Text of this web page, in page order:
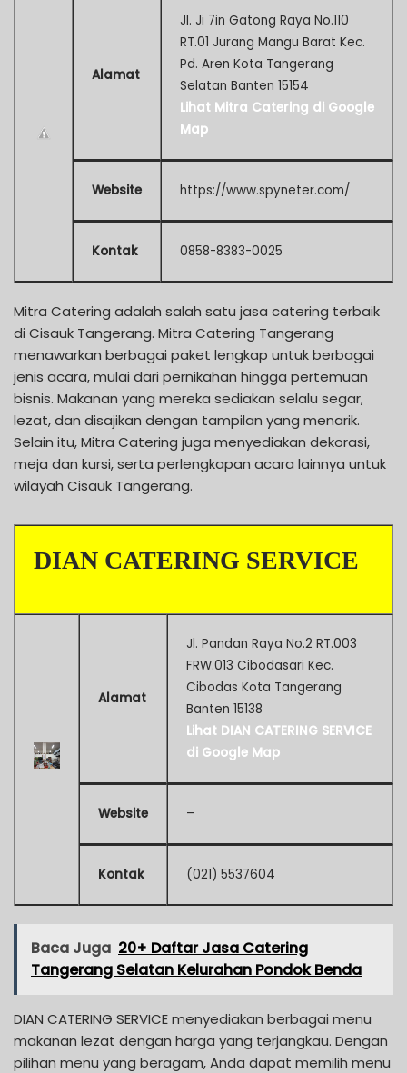
Alamat
Jl. Ji 7in Gatong Raya No.110
RT.01 Jurang Mangu Barat Kec.
Pd. Aren Kota Tangerang
Selatan Banten 15154
Lihat Mitra Catering di Google
Map
Website https://www.spyneter.com/
Kontak 0858-8383-0025
Mitra Catering adalah salah satu jasa catering terbaik
di Cisauk Tangerang. Mitra Catering Tangerang
menawarkan berbagai paket lengkap untuk berbagai
jenis acara, mulai dari pernikahan hingga pertemuan
bisnis. Makanan yang mereka sediakan selalu segar,
lezat, dan disajikan dengan tampilan yang menarik.
Selain itu, Mitra Catering juga menyediakan dekorasi,
meja dan kursi, serta perlengkapan acara lainnya untuk
wilayah Cisauk Tangerang.
DIAN CATERING SERVICE
Alamat
Jl. Pandan Raya No.2 RT.003
FRW.013 Cibodasari Kec.
Cibodas Kota Tangerang
Banten 15138
Lihat DIAN CATERING SERVICE
di Google Map
Website –
Kontak (021) 5537604
Baca Juga 20+ Daftar Jasa Catering
Tangerang Selatan Kelurahan Pondok Benda
DIAN CATERING SERVICE menyediakan berbagai menu
makanan lezat dengan harga yang terjangkau. Dengan
pilihan menu yang beragam, Anda dapat memilih menu